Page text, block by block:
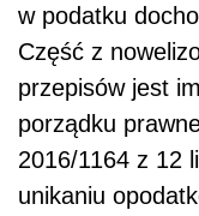
w podatku
Część z
przepisów jest
porządku
2016/1164 z 12
unikaniu